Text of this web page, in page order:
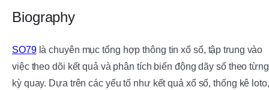
Biography
SO79là chuyên mục tổng hợp thông tin xổ số, tập trung vào
việc theo dõi kết quả và phân tích biến động dãy số theo từng
kỳ quay. Dựa trên các yếu tố như kết quả xổ số, thống kê loto,